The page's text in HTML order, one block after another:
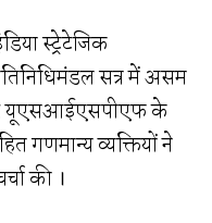
स्ट्रेटेजिक
सत्र में असम
यूएसआईएसपीएफ के
गणमान्य व्यक्तियों ने
की ।